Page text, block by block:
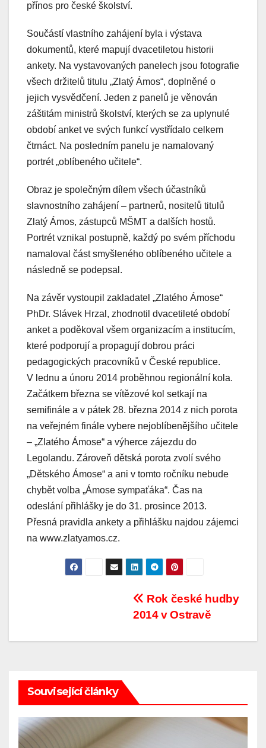
přínos pro české školství.
Součástí vlastního zahájení byla i výstava
dokumentů, které mapují dvacetiletou historii
ankety. Na vystavovaných panelech jsou fotografie
všech držitelů titulu „Zlatý Ámos“, doplněné o
jejich vysvědčení. Jeden z panelů je věnován
záštitám ministrů školství, kterých se za uplynulé
období anket ve svých funkcí vystřídalo celkem
čtrnáct. Na posledním panelu je namalovaný
portrét „oblíbeného učitele“.
Obraz je společným dílem všech účastníků
slavnostního zahájení – partnerů, nositelů titulů
Zlatý Ámos, zástupců MŠMT a dalších hostů.
Portrét vznikal postupně, každý po svém příchodu
namaloval část smyšleného oblíbeného učitele a
následně se podepsal.
Na závěr vystoupil zakladatel „Zlatého Ámose“
PhDr. Slávek Hrzal, zhodnotil dvacetileté období
anket a poděkoval všem organizacím a institucím,
které podporují a propagují dobrou práci
pedagogických pracovníků v České republice.
V lednu a únoru 2014 proběhnou regionální kola.
Začátkem března se vítězové kol setkají na
semifinále a v pátek 28. března 2014 z nich porota
na veřejném finále vybere nejoblíbenějšího učitele
– „Zlatého Ámose“ a výherce zájezdu do
Legolandu. Zároveň dětská porota zvolí svého
„Dětského Ámose“ a ani v tomto ročníku nebude
chybět volba „Ámose sympaťáka“. Čas na
odeslání přihlášky je do 31. prosince 2013.
Přesná pravidla ankety a přihlášku najdou zájemci
na www.zlatyamos.cz.
Rok české hudby
2014 v Ostravě
Související články